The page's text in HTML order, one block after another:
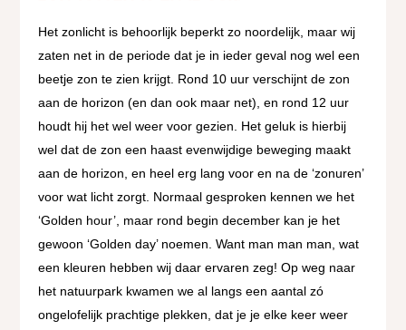
Het zonlicht is behoorlijk beperkt zo noordelijk, maar wij
zaten net in de periode dat je in ieder geval nog wel een
beetje zon te zien krijgt. Rond 10 uur verschijnt de zon
aan de horizon (en dan ook maar net), en rond 12 uur
houdt hij het wel weer voor gezien. Het geluk is hierbij
wel dat de zon een haast evenwijdige beweging maakt
aan de horizon, en heel erg lang voor en na de ‘zonuren’
voor wat licht zorgt. Normaal gesproken kennen we het
‘Golden hour’, maar rond begin december kan je het
gewoon ‘Golden day’ noemen. Want man man man, wat
een kleuren hebben wij daar ervaren zeg! Op weg naar
het natuurpark kwamen we al langs een aantal zó
ongelofelijk prachtige plekken, dat je je elke keer weer